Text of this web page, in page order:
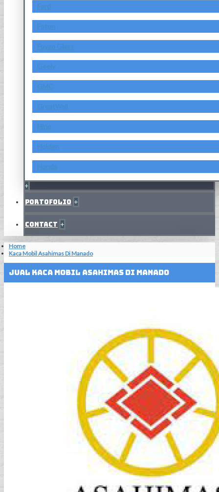
Ford
Foton
Fuyao Glass
Geely
GMC
GreatWall
Hino
Holden
Honda
+
Portofolio +
Contact +
Home
Kaca Mobil Asahimas Di Manado
Jual Kaca Mobil Asahimas Di Manado